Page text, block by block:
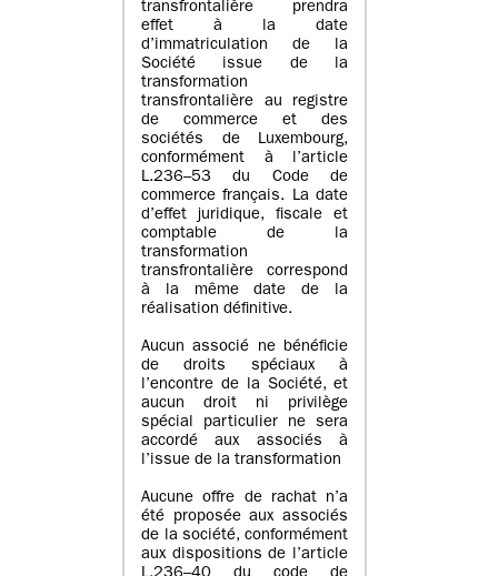
transfrontalière prendra
effet à la date
d’immatriculation de la
Société issue de la
transformation
transfrontalière au registre
de commerce et des
sociétés de Luxembourg,
conformément à l’article
L.236–53 du Code de
commerce français. La date
d’effet juridique, fiscale et
comptable de la
transformation
transfrontalière correspond
à la même date de la
réalisation définitive.
Aucun associé ne bénéficie
de droits spéciaux à
l’encontre de la Société, et
aucun droit ni privilège
spécial particulier ne sera
accordé aux associés à
l’issue de la transformation
Aucune offre de rachat n’a
été proposée aux associés
de la société, conformément
aux dispositions de l’article